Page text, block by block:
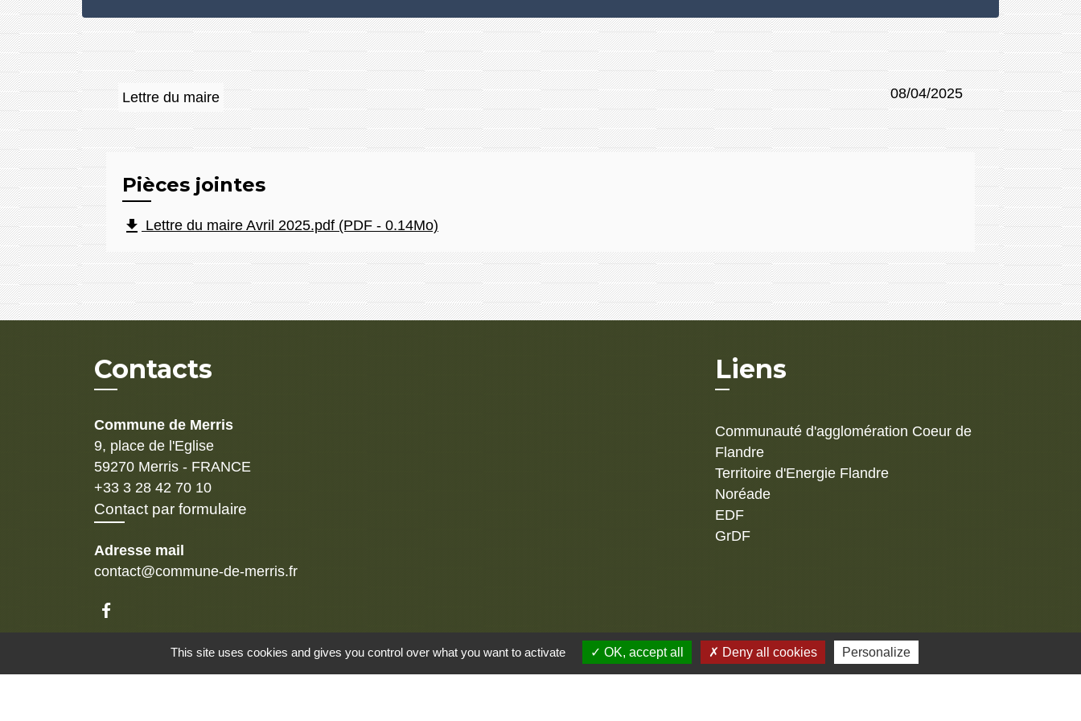
Lettre du maire 08/04/2025
Pièces jointes
file_download Lettre du maire Avril 2025.pdf (PDF - 0.14Mo)
Contacts
Commune de Merris
9, place de l'Eglise
59270 Merris - FRANCE
+33 3 28 42 70 10
Contact par formulaire
Adresse mail
contact@commune-de-merris.fr
Liens
Communauté d'agglomération Coeur de
Flandre
Territoire d'Energie Flandre
Noréade
EDF
GrDF
Mentions légales - Politique de confidentialité - Accessibilité - Plan du site Gestion des cookies
This site uses cookies and gives you control over what you want to activate OK, accept all Deny all cookies Personalize